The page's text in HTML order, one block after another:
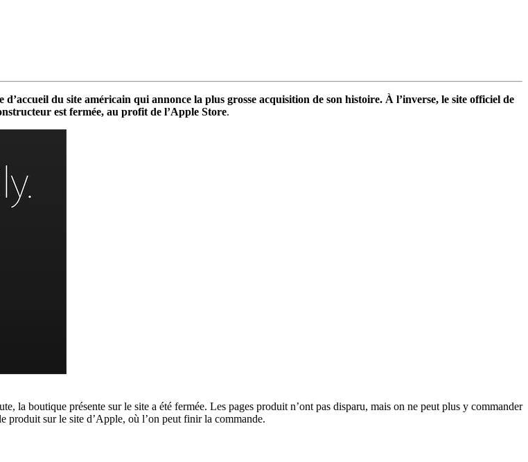
d’accueil du site américain qui annonce la plus grosse acquisition de son histoire. À l’inverse, le site officiel de
est fermée, au profit de l’Apple Store.
la boutique présente sur le site a été fermée. Les pages produit n’ont pas disparu, mais on ne peut plus y commander
produit sur le site d’Apple, où l’on peut finir la commande.